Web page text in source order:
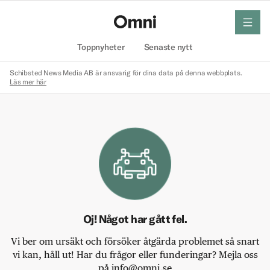
Toppnyheter Senaste nytt
meny
Schibsted News Media AB är ansvarig för dina data på denna webbplats.
Läs mer här
Oj! Något har gått fel.
Vi ber om ursäkt och försöker åtgärda problemet så snart
vi kan, håll ut! Har du frågor eller funderingar? Mejla oss